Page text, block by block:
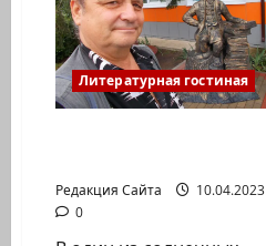
О
Г
А
—
2
Литературная гостиная
Редакция Сайта
10.04.2023
0